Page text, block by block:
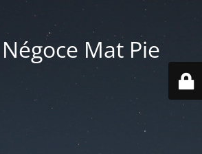
Mat Pie